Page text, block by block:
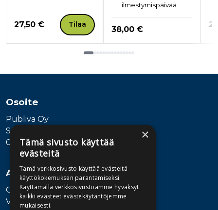
Hinta nyt
27,50 € Tilaa
ilmestymispäivää.
Hinta nyt
38,00 €
Osoite
Publiva Oy
Sörnäistenkatu 1
00580 Helsinki
Asiakaspalvelu
Ota yhteyttä
Vaihde: 010 345100
×
Tämä sivusto käyttää
evästeitä
Tämä verkkosivusto käyttää evästeitä
käyttökokemuksen parantamiseksi.
Käyttämällä verkkosivustoamme hyväksyt
kaikki evästeet evästekäytäntöjemme
mukaisesti.